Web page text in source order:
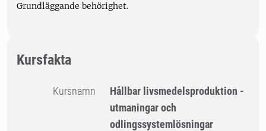
Grundläggande behörighet.
Kursfakta
Kursnamn
Hållbar livsmedelsproduktion -
utmaningar och
odlingssystemlösningar